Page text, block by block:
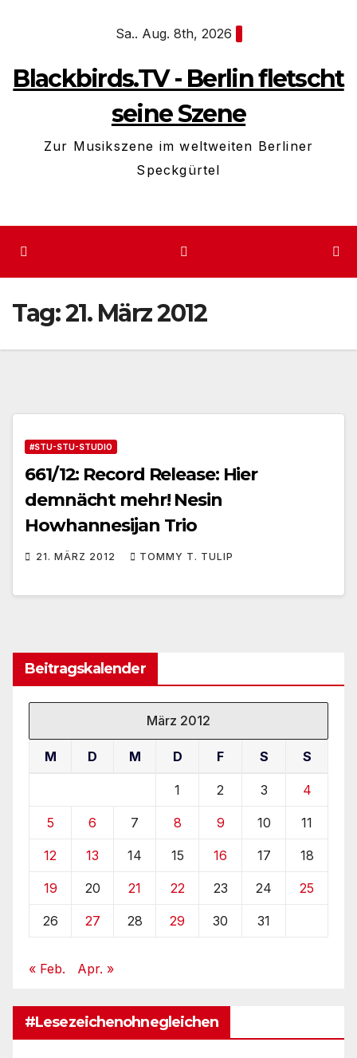
Sa.. Aug. 8th, 2026
Blackbirds.TV - Berlin fletscht
seine Szene
Zur Musikszene im weltweiten Berliner
Speckgürtel
Tag:21. März 2012
#STU-STU-STUDIO
661/12: Record Release: Hier
demnächt mehr! Nesin
Howhannesijan Trio
21. MÄRZ 2012 TOMMY T. TULIP
Beitragskalender
März 2012
M D M D F S S
1 2 3 4
5 6 7 8 9 10 11
12 13 14 15 16 17 18
19 20 21 22 23 24 25
26 27 28 29 30 31
« Feb. Apr. »
#Lesezeichenohnegleichen